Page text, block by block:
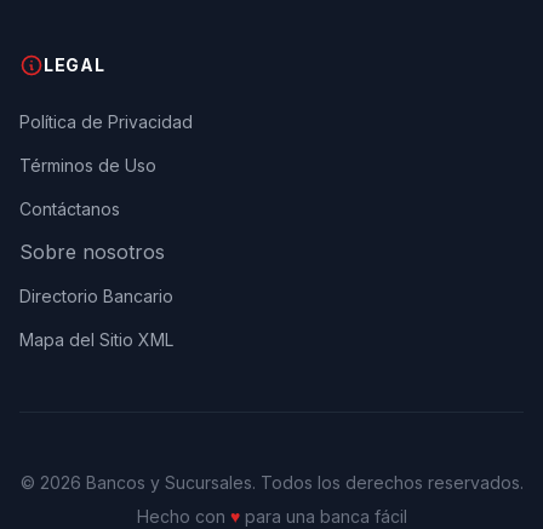
LEGAL
Política de Privacidad
Términos de Uso
Contáctanos
Sobre nosotros
Directorio Bancario
Mapa del Sitio XML
© 2026 Bancos y Sucursales. Todos los derechos reservados.
Hecho con ♥para una banca fácil